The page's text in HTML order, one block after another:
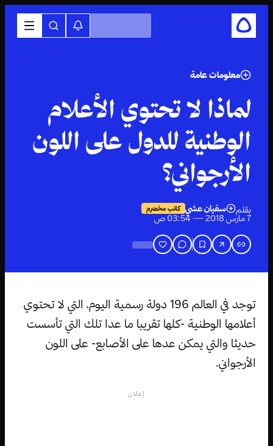
معلومات عامة
لماذا لا تحتوي الأعلام
الوطنية للدول على اللون
الأرجواني؟
بقلم سفيان عشي كاتب مخضرم
7 مارس 2018 — 03:54 ص
توجد في العالم 196 دولة رسمية اليوم، التي لا تحتوي
أعلامها الوطنية -كلها تقريبا ما عدا تلك التي تأسست
حديثا والتي يمكن عدها على الأصابع- على اللون
الأرجواني.
إعلان